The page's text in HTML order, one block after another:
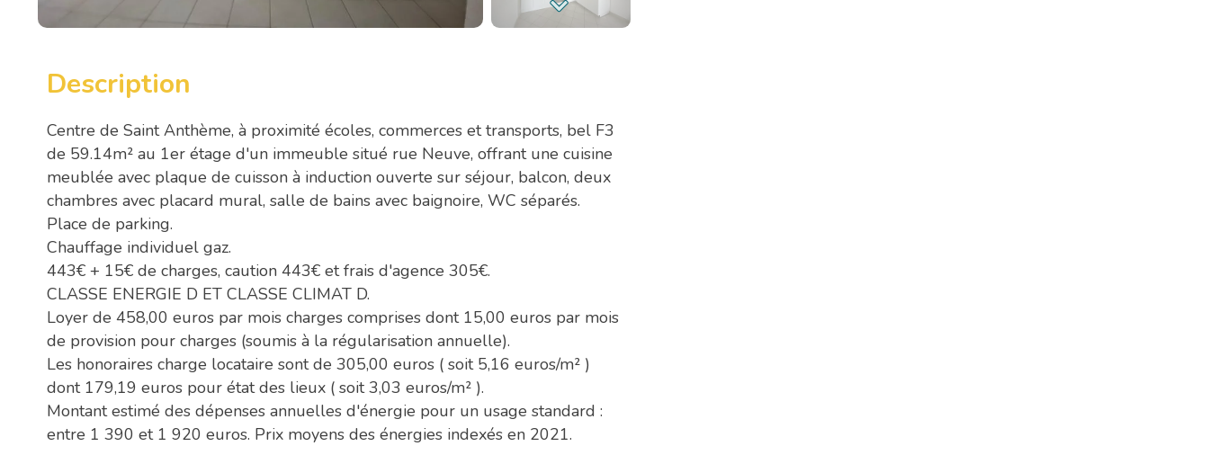
Description
Centre de Saint Anthème, à proximité écoles, commerces et transports, bel F3
de 59.14m² au 1er étage d'un immeuble situé rue Neuve, offrant une cuisine
meublée avec plaque de cuisson à induction ouverte sur séjour, balcon, deux
chambres avec placard mural, salle de bains avec baignoire, WC séparés.
Place de parking.
Chauffage individuel gaz.
443€ + 15€ de charges, caution 443€ et frais d'agence 305€.
CLASSE ENERGIE D ET CLASSE CLIMAT D.
Loyer de 458,00 euros par mois charges comprises dont 15,00 euros par mois
de provision pour charges (soumis à la régularisation annuelle).
Les honoraires charge locataire sont de 305,00 euros ( soit 5,16 euros/m² )
dont 179,19 euros pour état des lieux ( soit 3,03 euros/m² ).
Montant estimé des dépenses annuelles d'énergie pour un usage standard :
entre 1 390 et 1 920 euros. Prix moyens des énergies indexés en 2021.